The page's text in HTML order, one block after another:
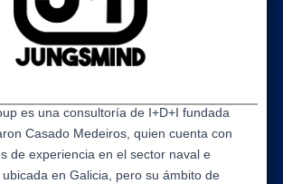
es una consultoría de I+D+I fundada
Casado Medeiros, quien cuenta con
de experiencia en el sector naval e
en Galicia, pero su ámbito de